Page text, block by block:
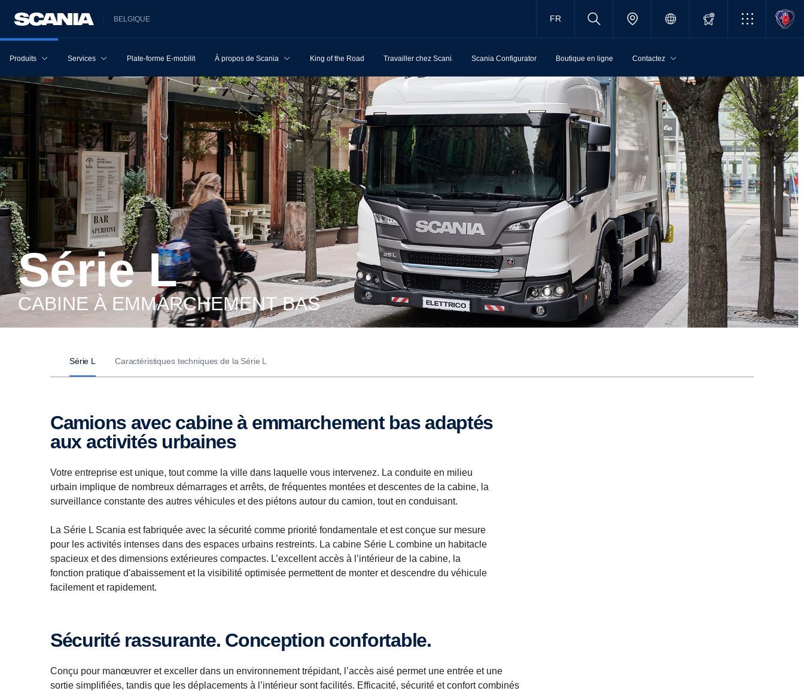
BELGIQUE FR
Produits Services Plate-forme E-mobilité À propos de Scania King of the Road Travailler chez Scania Scania Configurator Boutique en ligne Contactez
Série L
CABINE À EMMARCHEMENT BAS
Série L Caractéristiques techniques de la Série L
Camions avec cabine à emmarchement bas adaptés
aux activités urbaines
Votre entreprise est unique, tout comme la ville dans laquelle vous intervenez. La conduite en milieu
urbain implique de nombreux démarrages et arrêts, de fréquentes montées et descentes de la cabine, la
surveillance constante des autres véhicules et des piétons autour du camion, tout en conduisant.
La Série L Scania est fabriquée avec la sécurité comme priorité fondamentale et est conçue sur mesure
pour les activités intenses dans des espaces urbains restreints. La cabine Série L combine un habitacle
spacieux et des dimensions extérieures compactes. L’excellent accès à l’intérieur de la cabine, la
fonction pratique d'abaissement et la visibilité optimisée permettent de monter et descendre du véhicule
facilement et rapidement.
Sécurité rassurante. Conception confortable.
Conçu pour manœuvrer et exceller dans un environnement trépidant, l’accès aisé permet une entrée et une
sortie simplifiées, tandis que les déplacements à l’intérieur sont facilités. Efficacité, sécurité et confort combinés